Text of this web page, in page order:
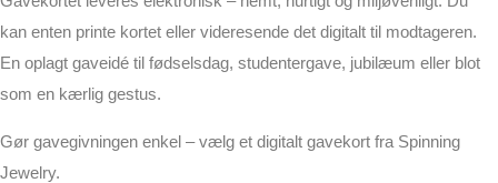
kan enten printe kortet eller videresende det digitalt til modtageren.
En oplagt gaveidé til fødselsdag, studentergave, jubilæum eller blot
som en kærlig gestus.
Gør gavegivningen enkel – vælg et digitalt gavekort fra Spinning
Jewelry.